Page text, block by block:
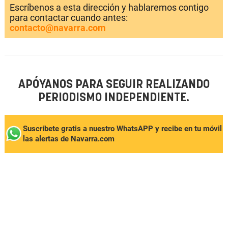
Escríbenos a esta dirección y hablaremos contigo
para contactar cuando antes:
contacto@navarra.com
APÓYANOS PARA SEGUIR REALIZANDO
PERIODISMO INDEPENDIENTE.
Suscríbete gratis a nuestro WhatsAPP y recibe en tu móvil
las alertas de Navarra.com